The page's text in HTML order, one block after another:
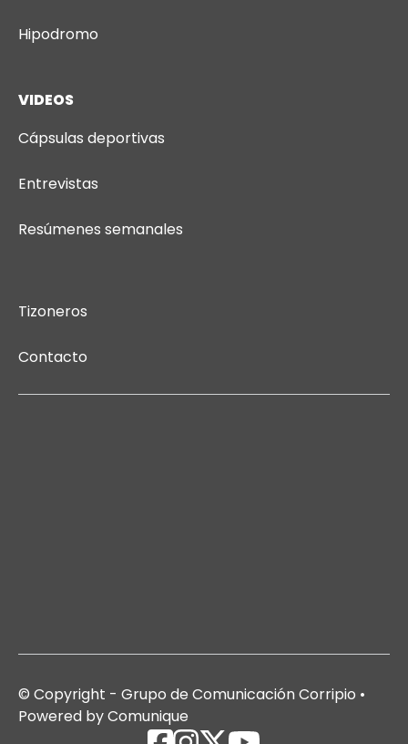
Hipodromo
VIDEOS
Cápsulas deportivas
Entrevistas
Resúmenes semanales
Tizoneros
Contacto
© Copyright - Grupo de Comunicación Corripio •
Powered by Comunique